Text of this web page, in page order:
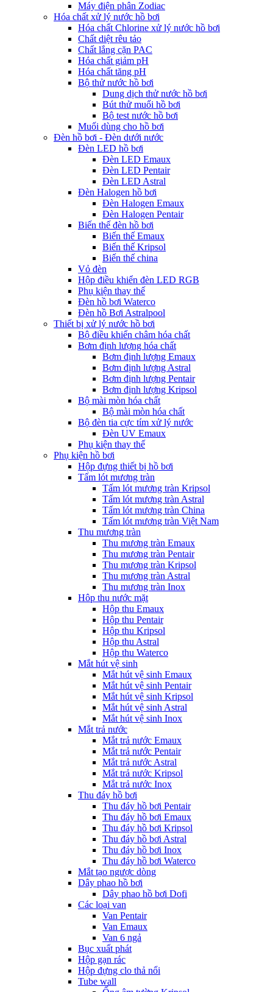
Máy điện phân Zodiac
Hóa chất xử lý nước hồ bơi
Hóa chất Chlorine xử lý nước hồ bơi
Chất diệt rêu tảo
Chất lắng cặn PAC
Hóa chất giảm pH
Hóa chất tăng pH
Bộ thử nước hồ bơi
Dung dịch thử nước hồ bơi
Bút thử muối hồ bơi
Bộ test nước hồ bơi
Muối dùng cho hồ bơi
Đèn hồ bơi - Đèn dưới nước
Đèn LED hồ bơi
Đèn LED Emaux
Đèn LED Pentair
Đèn LED Astral
Đèn Halogen hồ bơi
Đèn Halogen Emaux
Đèn Halogen Pentair
Biến thế đèn hồ bơi
Biến thế Emaux
Biến thế Kripsol
Biến thế china
Vỏ đèn
Hộp điều khiển đèn LED RGB
Phụ kiện thay thế
Đèn hồ bơi Waterco
Đèn hồ Bơi Astralpool
Thiết bị xử lý nước hồ bơi
Bộ điều khiển châm hóa chất
Bơm định lượng hóa chất
Bơm định lượng Emaux
Bơm định lượng Astral
Bơm định lượng Pentair
Bơm định lượng Kripsol
Bộ mài mòn hóa chất
Bộ mài mòn hóa chất
Bộ đèn tia cực tím xử lý nước
Đèn UV Emaux
Phụ kiện thay thế
Phụ kiện hồ bơi
Hộp đựng thiết bị hồ bơi
Tấm lót mương tràn
Tấm lót mương tràn Kripsol
Tấm lót mương tràn Astral
Tấm lót mương tràn China
Tấm lót mương tràn Việt Nam
Thu mương tràn
Thu mương tràn Emaux
Thu mương tràn Pentair
Thu mương tràn Kripsol
Thu mương tràn Astral
Thu mương tràn Inox
Hôp thu nước mặt
Hộp thu Emaux
Hộp thu Pentair
Hộp thu Kripsol
Hộp thu Astral
Hộp thu Waterco
Mắt hút vệ sinh
Mắt hút vệ sinh Emaux
Mắt hút vệ sinh Pentair
Mắt hút vệ sinh Kripsol
Mắt hút vệ sinh Astral
Mắt hút vệ sinh Inox
Mắt trả nước
Mắt trả nước Emaux
Mắt trả nước Pentair
Mắt trả nước Astral
Mắt trả nước Kripsol
Mắt trả nước Inox
Thu đáy hồ bơi
Thu đáy hồ bơi Pentair
Thu đáy hồ bơi Emaux
Thu đáy hồ bơi Kripsol
Thu đáy hồ bơi Astral
Thu đáy hồ bơi Inox
Thu đáy hồ bơi Waterco
Mắt tạo ngược dòng
Dây phao hồ bơi
Dây phao hồ bơi Dofi
Các loại van
Van Pentair
Van Emaux
Van 6 ngả
Bục xuất phát
Hộp gạn rác
Hộp đựng clo thả nổi
Tube wall